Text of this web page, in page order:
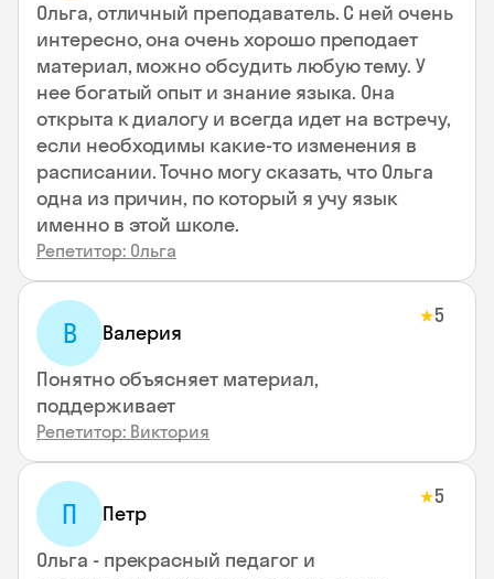
Ольга, отличный преподаватель. С ней очень
интересно, она очень хорошо преподает
материал, можно обсудить любую тему. У
нее богатый опыт и знание языка. Она
открыта к диалогу и всегда идет на встречу,
если необходимы какие-то изменения в
расписании. Точно могу сказать, что Ольга
одна из причин, по который я учу язык
именно в этой школе.
Репетитор: Ольга
В Валерия
★5
Понятно объясняет материал,
поддерживает
Репетитор: Виктория
П Петр
★5
Ольга - прекрасный педагог и